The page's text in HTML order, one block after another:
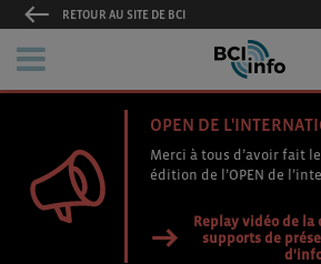
RETOUR AU SITE DE BCI
OPEN DE
Merci à tous d’avoir fait
édition de l’OPEN de
Replay vidéo de
supports de